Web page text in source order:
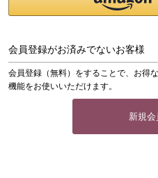
会員登録がお済みでないお客様
会員登録（無料）をすることで、お得
機能をお使いいただけます。
新規